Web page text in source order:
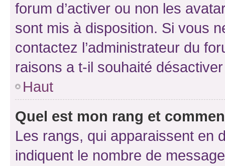
forum d’activer ou non les
sont mis à disposition. Si vous
contactez l’administrateur du
raisons a t-il souhaité
Haut
Quel est mon rang et
Les rangs, qui apparaissent en
indiquent le nombre de